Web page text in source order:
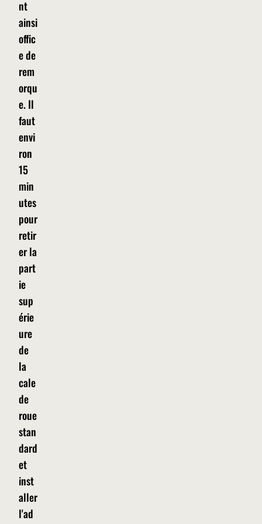
nt
ainsi
offic
e de
rem
orqu
e. Il
faut
envi
ron
15
min
utes
pour
retir
er la
part
ie
sup
érie
ure
de
la
cale
de
roue
stan
dard
et
inst
aller
l'ad